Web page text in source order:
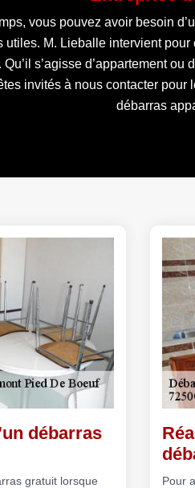
vous pouvez avoir besoin
utiles. M. Lieballe intervient
s’agisse d’appartement
invités à nous contacter
débarras
débarras
gratuit lorsque
Pour